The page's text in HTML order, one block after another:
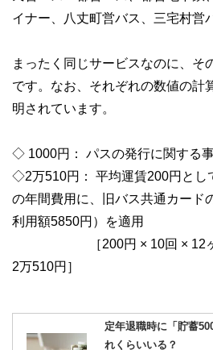
イナー、八丈町営バス、三宅村営
まったく同じサービスなのに、そ
です。なお、それぞれの数値の計
明されています。
◇ 1000円： パスの発行に関する
◇2万510円： 平均運賃200円とし
の年間費用に、旧バス共通カード
利用額5850円）を適用
［200円 × 10回 × 12ヶ月
2万510円］
定年退職時に「貯蓄
れくらいいる？